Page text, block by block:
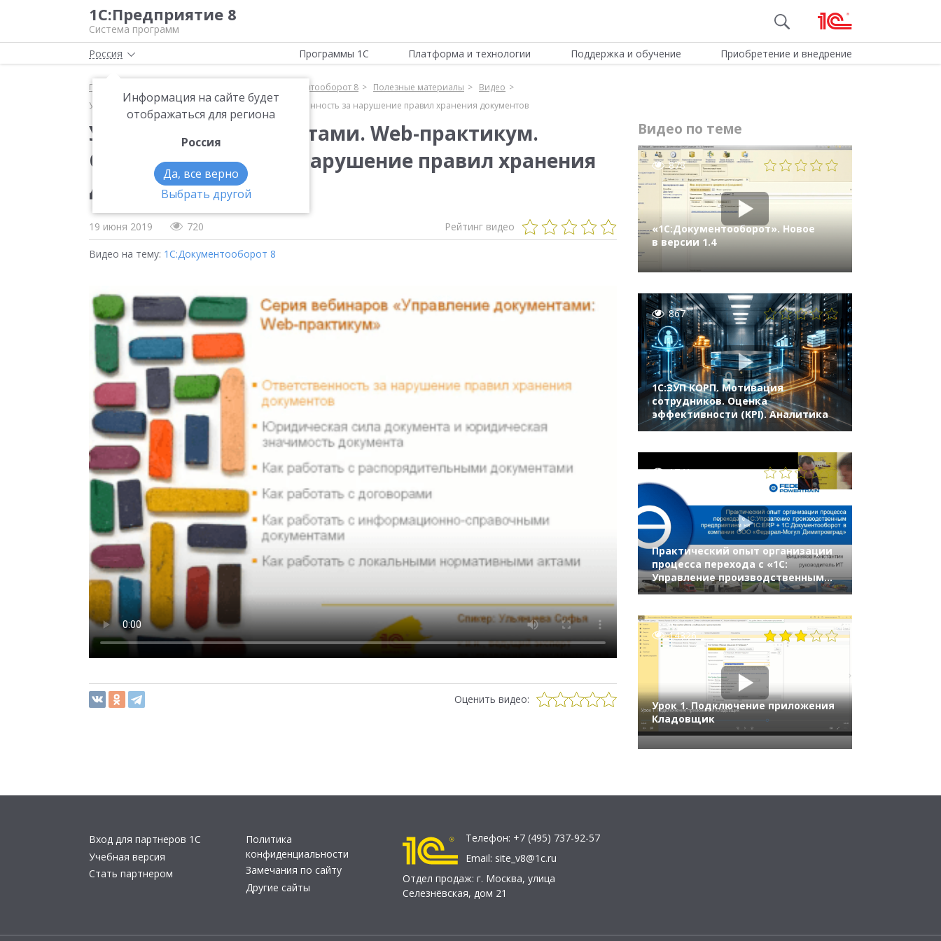
1С:Предприятие 8
Система программ
Россия
Информация на сайте будет
отображаться для региона
Россия
Да, все верно
Выбрать другой
Программы 1С Платформа и технологии Поддержка и обучение Приобретение и внедрение
Главная 1С:Документооборот 8 Полезные материалы
Видео
Управление документами. Web-практикум. Ответственность за нарушение правил хранения документов
Управление документами. Web-практикум.
Ответственность за нарушение правил хранения
документов
19 июня 2019 720 Рейтинг видео
Видео на тему: 1С:Документооборот 8
Оценить видео:
Видео по теме
878
«1С:Документооборот». Новое
в версии 1.4
867
1С:ЗУП КОРП. Мотивация
сотрудников. Оценка
эффективности (KPI). Аналитика
1741
Практический опыт организации
процесса перехода с «1С:
Управление производственным
предприятием» на «1С:ERP» +
в компании «Федерал-Могул»
14326
Урок 1. Подключение приложения
Кладовщик
Вход для партнеров 1С
Учебная версия
Стать партнером
Политика
конфиденциальности
Замечания по сайту
Другие сайты
Телефон: +7 (495) 737-92-57
Email: site_v8@1c.ru
Отдел продаж: г. Москва, улица
Селезнёвская, дом 21